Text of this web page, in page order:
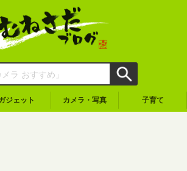
ジェット カメラ・写真 子育て